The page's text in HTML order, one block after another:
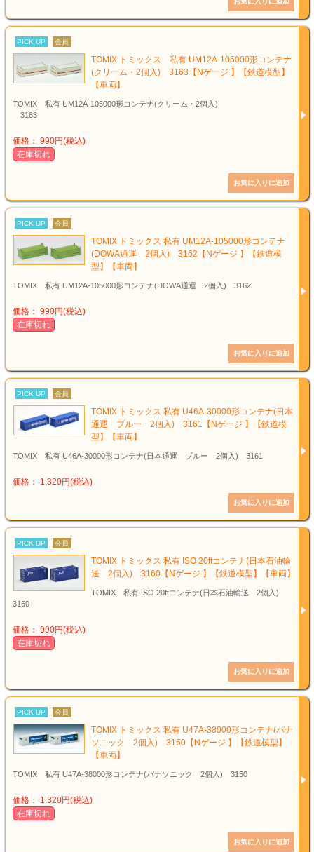
PICK UP 会員
TOMIX トミックス 私有 UM12A-105000形コンテナ
(クリーム・2個入) 3163【Nゲージ 】【鉄道模型】
【車両】
TOMIX 私有 UM12A-105000形コンテナ(クリーム・2個入)
3163
価格： 990円(税込)
在庫切れ
PICK UP 会員
TOMIX トミックス 私有 UM12A-105000形コンテナ
(DOWA通運 2個入) 3162【Nゲージ 】【鉄道模
型】【車両】
TOMIX 私有 UM12A-105000形コンテナ(DOWA通運 2個入) 3162
価格： 990円(税込)
在庫切れ
PICK UP 会員
TOMIX トミックス 私有 U46A-30000形コンテナ(日本
通運 ブルー 2個入) 3161【Nゲージ 】【鉄道模
型】【車両】
TOMIX 私有 U46A-30000形コンテナ(日本通運 ブルー 2個入) 3161
価格： 1,320円(税込)
PICK UP 会員
TOMIX トミックス 私有 ISO 20ftコンテナ(日本石油輸
送 2個入) 3160【Nゲージ 】【鉄道模型】【車両】
TOMIX 私有 ISO 20ftコンテナ(日本石油輸送 2個入)
3160
価格： 990円(税込)
在庫切れ
PICK UP 会員
TOMIX トミックス 私有 U47A-38000形コンテナ(パナ
ソニック 2個入) 3150【Nゲージ 】【鉄道模型】
【車両】
TOMIX 私有 U47A-38000形コンテナ(パナソニック 2個入) 3150
価格： 1,320円(税込)
在庫切れ